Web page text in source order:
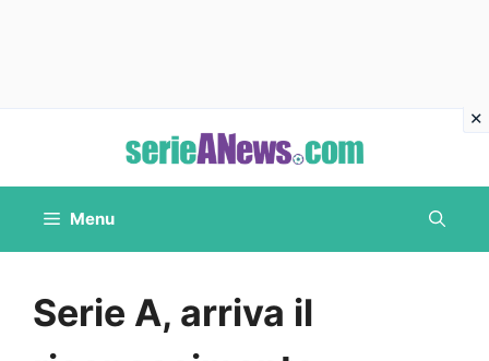
contenuto
Menu
Serie A, arriva il